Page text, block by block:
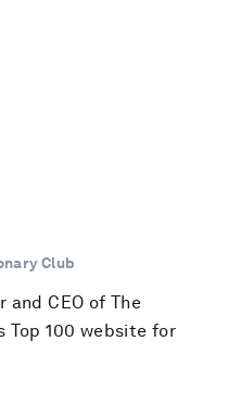
Club
and CEO of The
Top 100 website for